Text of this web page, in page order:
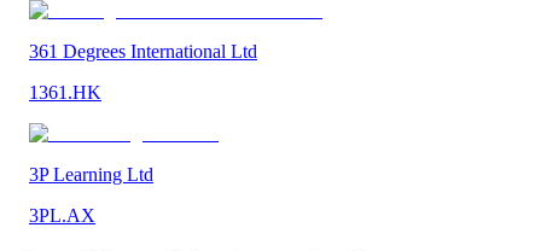
361 Degrees International Ltd
1361.HK
3P Learning Ltd
3PL.AX